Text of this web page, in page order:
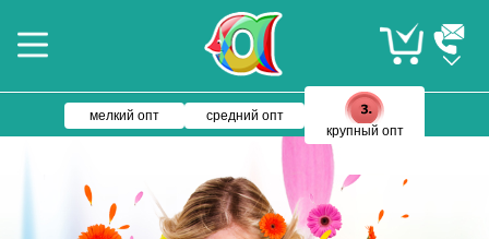
мелкий опт
средний опт
крупный опт